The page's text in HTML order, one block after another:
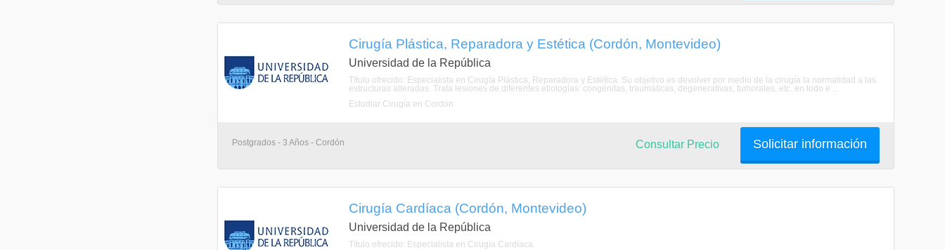
Cirugía Plástica, Reparadora y Estética (Cordón, Montevideo)
Universidad de la República
Título ofrecido: Especialista en Cirugía Plástica, Reparadora y Estética. Su objetivo es devolver por medio de la cirugía la normalidad a las
estructuras alteradas. Trata lesiones de diferentes etiologías: congénitas, traumáticas, degenerativas, tumorales, etc. en todo e ...
Estudiar Cirugía en Cordón
Postgrados - 3 Años - Cordón Solicitar información
Consultar Precio
Cirugía Cardíaca (Cordón, Montevideo)
Universidad de la República
Título ofrecido: Especialista en Cirugía Cardíaca.